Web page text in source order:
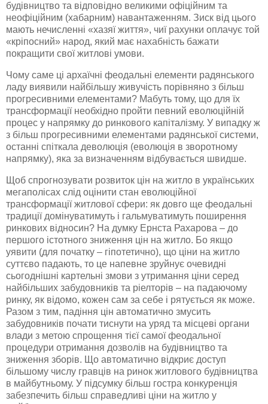
будівництво та відповідно великими офіційним та
неофіційним (хабарним) навантаженням. Зиск від цього
мають нечисленні «хазяї життя», чиї рахунки оплачує той
«кріпосний» народ, який має нахабність бажати
покращити свої житлові умови.
Чому саме ці архаїчні феодальні елементи радянського
ладу виявили найбільшу живучість порівняно з більш
прогресивними елементами? Мабуть тому, що для їх
трансформації необхідно пройти певний еволюційній
процес у напрямку до ринкового капіталізму. У випадку ж
з більш прогресивними елементами радянської системи,
останні спіткала деволюція (еволюція в зворотному
напрямку), яка за визначенням відбувається швидше.
Щоб спрогнозувати розвиток цін на житло в українських
мегаполісах слід оцінити стан еволюційної
трансформації житлової сфери: як довго ще феодальні
традиції домінуватимуть і гальмуватимуть поширення
ринкових відносин? На думку Ернста Рахарова – до
першого істотного зниження цін на житло. Бо якщо
уявити (для початку – гіпотетично), що ціни на житло
суттєво падають, то це напевне зруйнує очевидні
сьогоднішні картельні змови з утримання ціни серед
найбільших забудовників та ріелторів – на падаючому
ринку, як відомо, кожен сам за себе і рятується як може.
Разом з тим, падіння цін автоматично змусить
забудовників почати тиснути на уряд та місцеві органи
влади з метою спрощення тієї самої феодальної
процедури отримання дозволів на будівництво та
зниження зборів. Що автоматично відкриє доступ
більшому числу гравців на ринок житлового будівництва
в майбутньому. У підсумку більш гостра конкуренція
забезпечить більш справедливі ціни на житло у